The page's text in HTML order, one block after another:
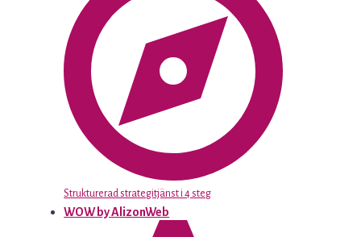
Strukturerad strategitjänst i 4 steg
WOW by AlizonWeb